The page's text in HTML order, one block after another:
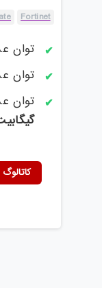
Fortinet
توان
توان
توان
گیگا
کاتالوگ Fortinet FortiGate 7030E Firewall